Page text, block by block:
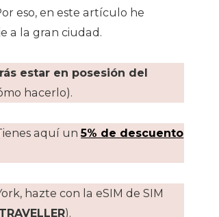
eso, en este artículo he
a la gran ciudad.
estar en posesión del
hacerlo).
aquí un5% de descuento
hazte con la eSIM de SIM
).